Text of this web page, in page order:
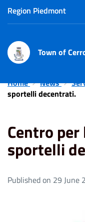
Region Piedmont
Town of
Home News
sportelli decentrati.
Centro
sportelli
Published on 29 June